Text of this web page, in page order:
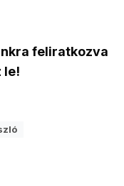
feliratkozva
le!